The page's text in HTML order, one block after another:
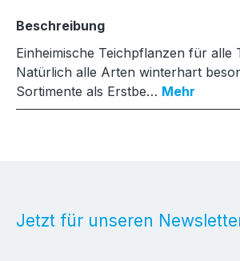
Beschreibung
Einheimische Teichpflanzen für alle
Natürlich alle Arten winterhart
Sortimente als Erstbe… Mehr
Jetzt für unseren